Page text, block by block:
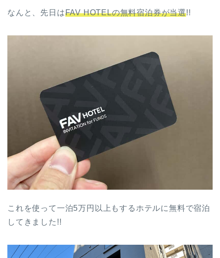
なんと、先日はFAV HOTELの無料宿泊券が当選!!
これを使って一泊5万円以上もするホテルに無料で宿泊
してきました!!